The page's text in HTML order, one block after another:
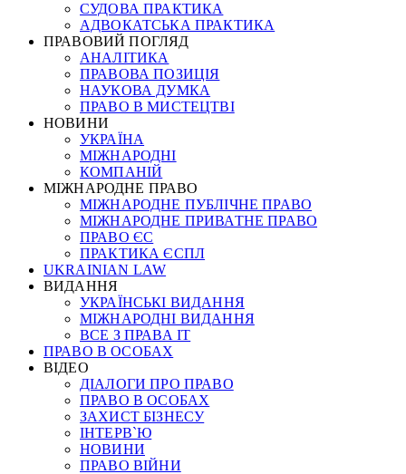
СУДОВА ПРАКТИКА
АДВОКАТСЬКА ПРАКТИКА
ПРАВОВИЙ ПОГЛЯД
АНАЛІТИКА
ПРАВОВА ПОЗИЦІЯ
НАУКОВА ДУМКА
ПРАВО В МИСТЕЦТВІ
НОВИНИ
УКРАЇНА
МІЖНАРОДНІ
КОМПАНІЙ
МІЖНАРОДНЕ ПРАВО
МІЖНАРОДНЕ ПУБЛІЧНЕ ПРАВО
МІЖНАРОДНЕ ПРИВАТНЕ ПРАВО
ПРАВО ЄС
ПРАКТИКА ЄСПЛ
UKRAINIAN LAW
ВИДАННЯ
УКРАЇНСЬКІ ВИДАННЯ
МІЖНАРОДНІ ВИДАННЯ
ВСЕ З ПРАВА ІТ
ПРАВО В ОСОБАХ
ВІДЕО
ДІАЛОГИ ПРО ПРАВО
ПРАВО В ОСОБАХ
ЗАХИСТ БІЗНЕСУ
ІНТЕРВ`Ю
НОВИНИ
ПРАВО ВІЙНИ